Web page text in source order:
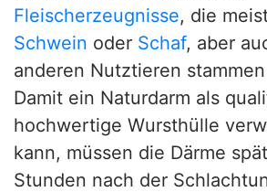
Fleischerzeugnisse, die
Schwein oder Schaf, aber
anderen Nutztieren
Damit ein Naturdarm als
hochwertige Wursthülle
kann, müssen die Därme
Stunden nach der